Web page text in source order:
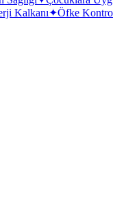
Kalkanı✦Öfke